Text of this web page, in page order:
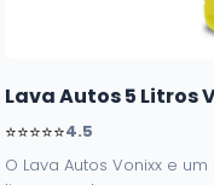
Lava Autos 5 Litros
⭐⭐⭐⭐⭐4.5
O Lava Autos Vonixx e